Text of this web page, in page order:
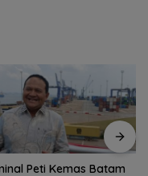
Peti Kemas Batam